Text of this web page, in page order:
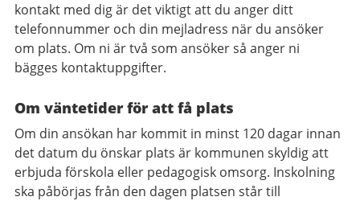
kontakt med dig är det viktigt att du anger ditt
telefonnummer och din mejladress när du ansöker
om plats. Om ni är två som ansöker så anger ni
bägges kontaktuppgifter.
Om väntetider för att få plats
Om din ansökan har kommit in minst 120 dagar innan
det datum du önskar plats är kommunen skyldig att
erbjuda förskola eller pedagogisk omsorg. Inskolning
ska påbörjas från den dagen platsen står till